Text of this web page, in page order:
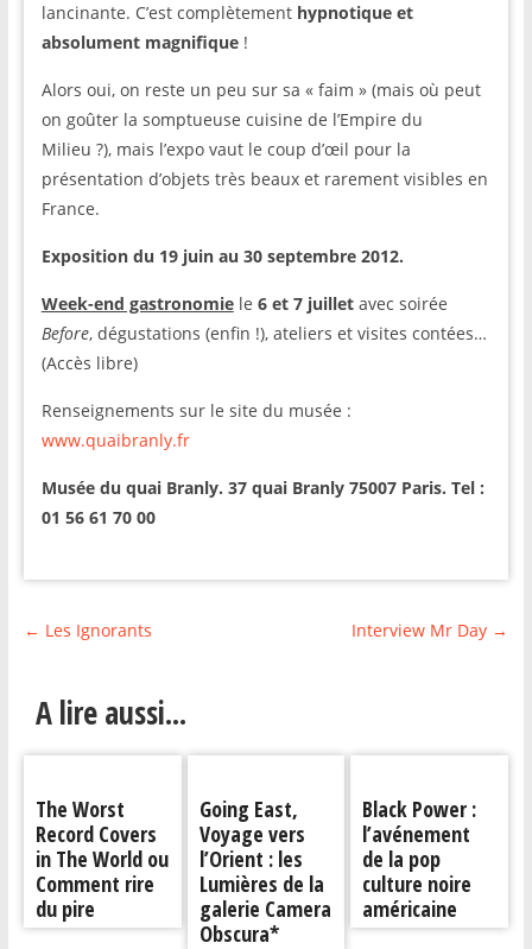
lancinante. C’est complètement hypnotique et
absolument magnifique!
Alors oui, on reste un peu sur sa « faim » (mais où peut
on goûter la somptueuse cuisine de l’Empire du
Milieu ?), mais l’expo vaut le coup d’œil pour la
présentation d’objets très beaux et rarement visibles en
France.
Exposition du 19 juin au 30 septembre 2012.
Week-end gastronomiele 6 et 7 juilletavec soirée
Before, dégustations (enfin !), ateliers et visites contées…
(Accès libre)
Renseignements sur le site du musée :
www.quaibranly.fr
Musée du quai Branly. 37 quai Branly 75007 Paris. Tel :
01 56 61 70 00
← Les Ignorants Interview Mr Day →
A lire aussi...
The Worst
Record Covers
in The World ou
Comment rire
du pire
Going East,
Voyage vers
l’Orient : les
Lumières de la
galerie Camera
Obscura*
Black Power :
l’avénement
de la pop
culture noire
américaine